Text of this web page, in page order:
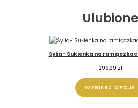
Ulubione
Sylia- Sukienka na
299,99 zł
WYBIERZ OPCJE